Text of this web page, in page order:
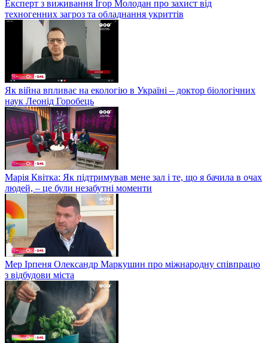
Експерт з виживання Ігор Молодан про захист від
техногенних загроз та обладнання укриттів
Як війна впливає на екологію в Україні – доктор біологічних
наук Леонід Горобець
Марія Квітка: Як підтримував мене зал і те, що я бачила в очах
людей, – це були незабутні моменти
Мер Ірпеня Олександр Маркушин про міжнародну співпрацю
з відбудови міста